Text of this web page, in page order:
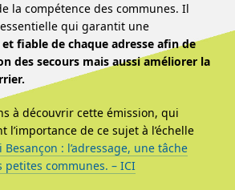
la compétence des communes. Il
essentielle qui garantit une
fiable de chaque adresse afin de
des secours mais aussi améliorer la
à découvrir cette émission, qui
de ce sujet à l’échelle
Besançon : l’adressage, une tâche
communes. – ICI